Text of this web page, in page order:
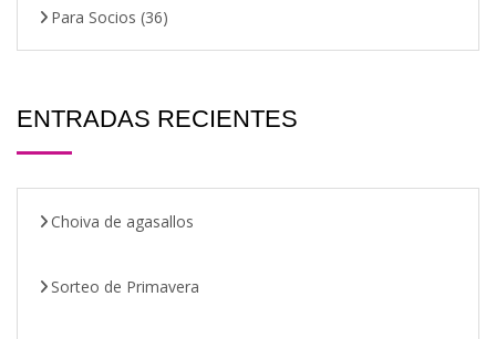
Para Socios (36)
ENTRADAS RECIENTES
Choiva de agasallos
Sorteo de Primavera